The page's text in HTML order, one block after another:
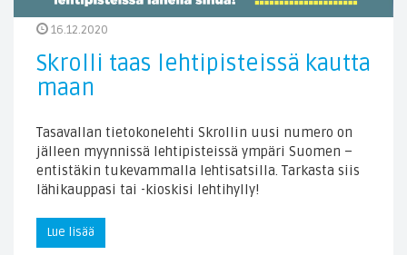
16.12.2020
Skrolli taas lehtipisteissä kautta
maan
Tasavallan tietokonelehti Skrollin uusi numero on
jälleen myynnissä lehtipisteissä ympäri Suomen –
entistäkin tukevammalla lehtisatsilla. Tarkasta siis
lähikauppasi tai -kioskisi lehtihylly!
Lue lisää